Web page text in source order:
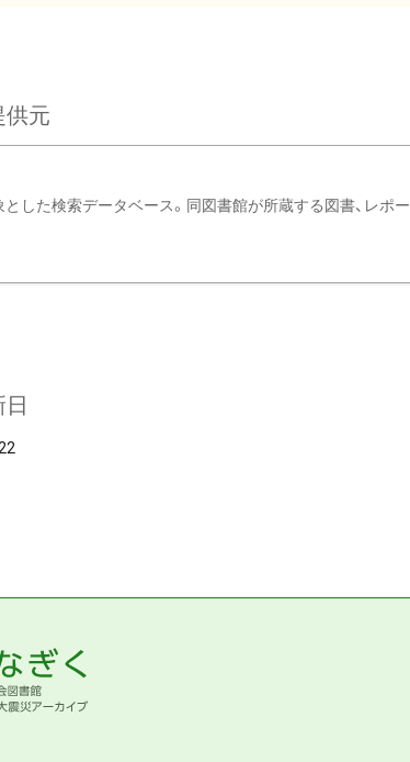
供元
した検索データベース。同図書館が所蔵する図書、レポー